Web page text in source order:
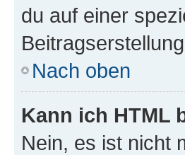
du auf einer
Nach oben
Kann ich HTML
Nein, es ist nicht